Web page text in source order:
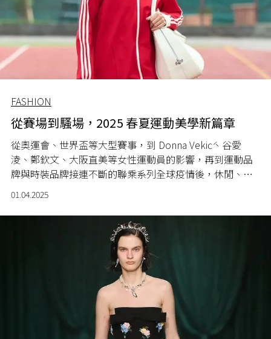
FASHION
從賽場到騷場，2025 春夏運動美學新篇章
從奧運會、世界盃等大型賽事，到 Donna Vekić、谷愛
淩、鄭欽文、大阪直美等女性運動員的影響，再到運動品
牌與時裝品牌接連不斷的聯乘系列全球疫情後，休閒、舒
適的風格完全融入女性的工作與生活。
01.04.2025